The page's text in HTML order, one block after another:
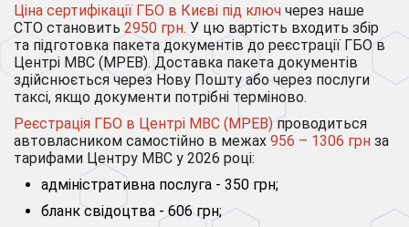
Ціна сертифікації ГБО в Києві під ключ через наше
СТО становить 2950 грн. У цю вартість входить збір
та підготовка пакета документів до реєстрації ГБО в
Центрі МВС (МРЕВ). Доставка пакета документів
здійснюється через Нову Пошту або через послуги
таксі, якщо документи потрібні терміново.
Реєстрація ГБО в Центрі МВС (МРЕВ)проводиться
автовласником самостійно в межах 956 – 1306 грн за
тарифами Центру МВС у 2026 році:
адміністративна послуга - 350 грн;
бланк свідоцтва - 606 грн;